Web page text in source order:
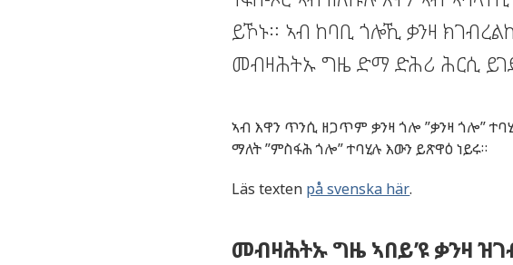
ይኾኑ። ኣብ ከባቢ ጎሎኺ ቃንዛ
መብዛሕትኡ ግዜ ድማ ድሕሪ ሕርሲ
ኣብ እዋን ጥንሲ ዘጋጥም ቃንዛ ጎሎ ”ቃንዛ ጎሎ”
ማለት”ምስፋሕጎሎ”ተባሂሉ እውንይጽዋዕነይሩ።
Läs texten på svenska här.
መብዛሕትኡ ግዜ ኣበይ’ዩ ቃንዛ